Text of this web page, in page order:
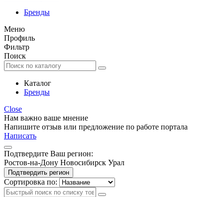
Бренды
Меню
Профиль
Фильтр
Поиск
Каталог
Бренды
Close
Нам важно ваше мнение
Напишите отзыв или предложение по работе портала
Написать
Подтвердите Ваш регион:
Ростов-на-Дону Новосибирск Урал
Подтвердить регион
Сортировка по: